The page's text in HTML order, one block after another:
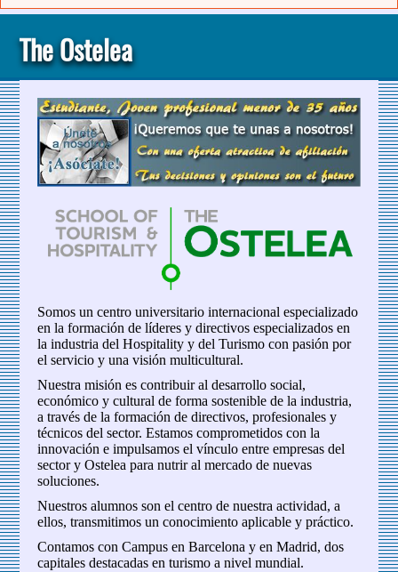
The Ostelea
Somos un centro universitario internacional especializado
en la formación de líderes y directivos especializados en
la industria del Hospitality y del Turismo con pasión por
el servicio y una visión multicultural.
Nuestra misión es contribuir al desarrollo social,
económico y cultural de forma sostenible de la industria,
a través de la formación de directivos, profesionales y
técnicos del sector. Estamos comprometidos con la
innovación e impulsamos el vínculo entre empresas del
sector y Ostelea para nutrir al mercado de nuevas
soluciones.
Nuestros alumnos son el centro de nuestra actividad, a
ellos, transmitimos un conocimiento aplicable y práctico.
Contamos con Campus en Barcelona y en Madrid, dos
capitales destacadas en turismo a nivel mundial.